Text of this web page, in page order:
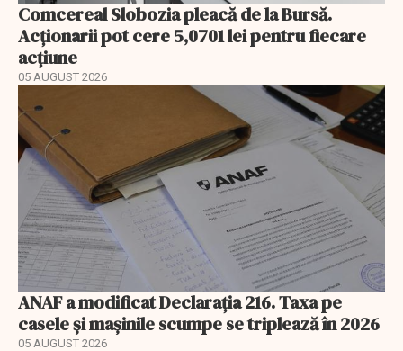
Comcereal Slobozia pleacă de la Bursă.
Acționarii pot cere 5,0701 lei pentru fiecare
acțiune
05 AUGUST 2026
ANAF a modificat Declarația 216. Taxa pe
casele și mașinile scumpe se triplează în 2026
05 AUGUST 2026